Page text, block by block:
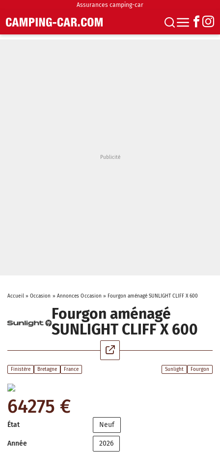
Assurances camping-car
Accueil» Occasion » Annonces Occasion » Fourgon aménagé SUNLIGHT CLIFF X 600
Fourgon aménagé
SUNLIGHT CLIFF X 600
Finistère Bretagne France Sunlight Fourgon
64275 €
État Neuf
Année 2026